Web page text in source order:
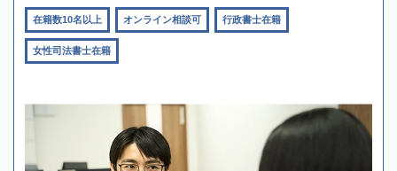
在籍数10名以上 オンライン相談可 行政書士在籍
女性司法書士在籍